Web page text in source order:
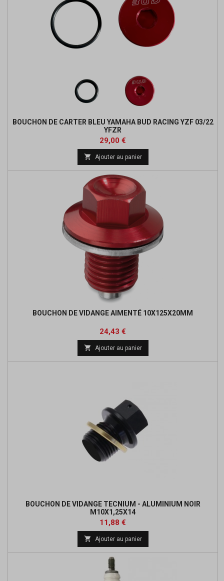
BOUCHON DE CARTER BLEU YAMAHA BUD RACING YZF 03/22
YFZR
Prix
29,00 €
 Ajouter au panier
BOUCHON DE VIDANGE AIMENTÉ 10X125X20MM
Prix
24,43 €
base
 Ajouter au panier
BOUCHON DE VIDANGE TECNIUM - ALUMINIUM NOIR
M10X1,25X14
Prix
11,88 €
base
 Ajouter au panier